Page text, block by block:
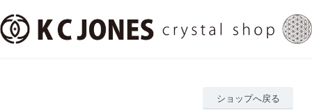
ショップへ戻る